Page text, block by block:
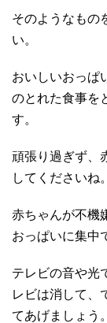
そのようなもの
い。
おいしいおっぱ
のとれた食事を
す。
頑張り過ぎず、
してくださいね。
赤ちゃんが不機
おっぱいに集中
テレビの音や光
レビは消して、
てあげましょう。